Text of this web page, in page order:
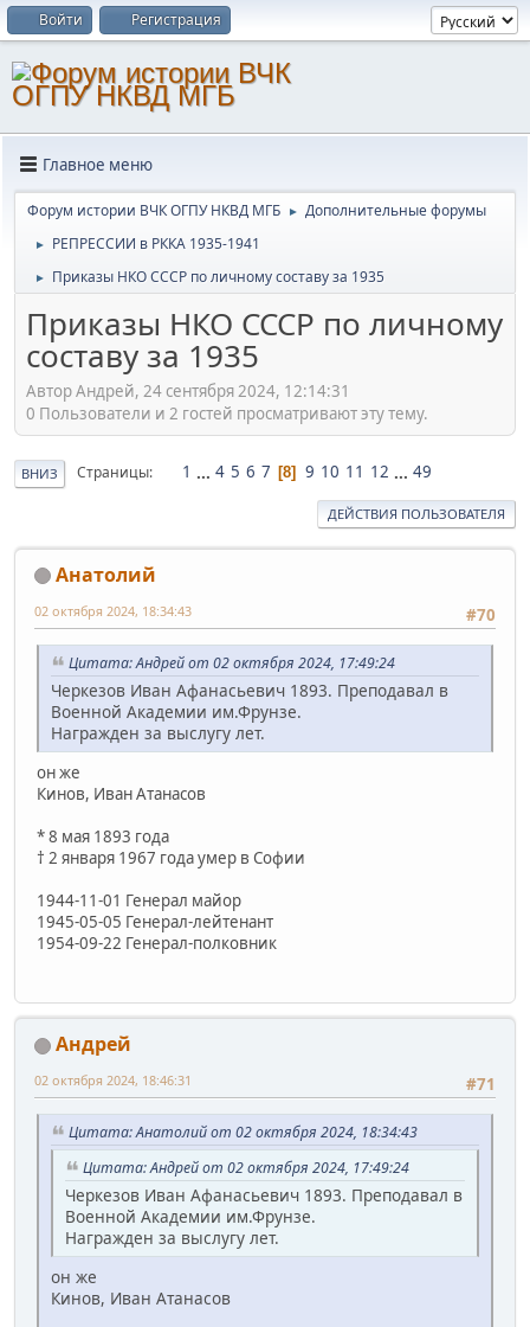
Войти Регистрация
Главное меню
Форум истории ВЧК ОГПУ НКВД МГБ ► Дополнительные форумы
► РЕПРЕССИИ в РККА 1935-1941
► Приказы НКО СССР по личному составу за 1935
Приказы НКО СССР по личному
составу за 1935
Автор Андрей, 24 сентября 2024, 12:14:31
0 Пользователи и 2 гостей просматривают эту тему.
ВНИЗ Страницы 1 ... 4 5 6 7 8 9 10 11 12 ... 49
ДЕЙСТВИЯ ПОЛЬЗОВАТЕЛЯ
Анатолий
#70
02 октября 2024, 18:34:43
Цитата: Андрей от 02 октября 2024, 17:49:24
Черкезов Иван Афанасьевич 1893. Преподавал в
Военной Академии им.Фрунзе.
Награжден за выслугу лет.
он же
Кинов, Иван Атанасов
* 8 мая 1893 года
† 2 января 1967 года умер в Софии
1944-11-01 Генерал майор
1945-05-05 Генерал-лейтенант
1954-09-22 Генерал-полковник
Андрей
#71
02 октября 2024, 18:46:31
Цитата: Анатолий от 02 октября 2024, 18:34:43
Цитата: Андрей от 02 октября 2024, 17:49:24
Черкезов Иван Афанасьевич 1893. Преподавал в
Военной Академии им.Фрунзе.
Награжден за выслугу лет.
он же
Кинов, Иван Атанасов